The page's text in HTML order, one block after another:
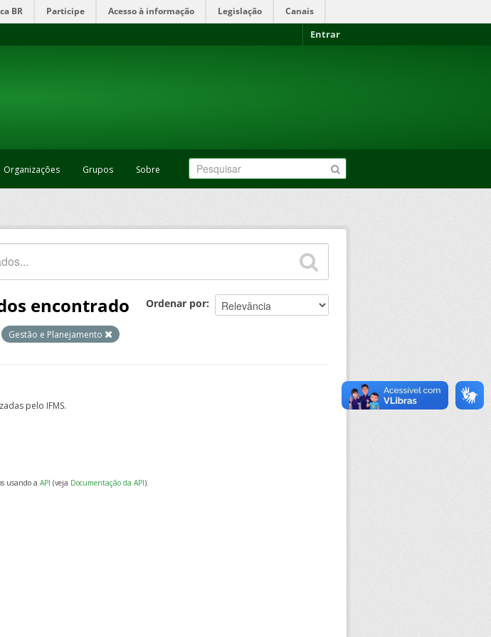
BR Participe Acesso à informação Legislação Canais
Entrar
Organizações Grupos Sobre
Ordenar por
encontrado
Gestão e Planejamento
pelo IFMS.
usando a API (veja Documentação da API).